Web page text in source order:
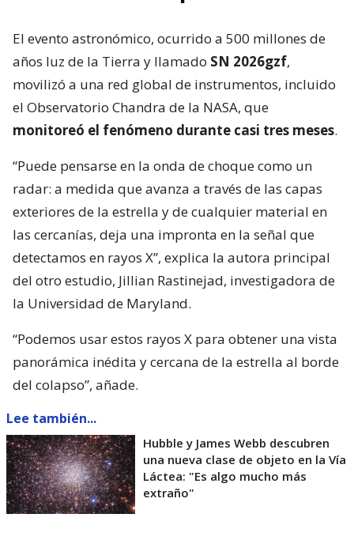
El evento astronómico, ocurrido a 500 millones de
años luz de la Tierra y llamado SN 2026gzf,
movilizó a una red global de instrumentos, incluido
el Observatorio Chandra de la NASA, que
monitoreó el fenómeno durante casi tres meses.
“Puede pensarse en la onda de choque como un
radar: a medida que avanza a través de las capas
exteriores de la estrella y de cualquier material en
las cercanías, deja una impronta en la señal que
detectamos en rayos X”, explica la autora principal
del otro estudio, Jillian Rastinejad, investigadora de
la Universidad de Maryland.
“Podemos usar estos rayos X para obtener una vista
panorámica inédita y cercana de la estrella al borde
del colapso”, añade.
Lee también...
Hubble y James Webb descubren
una nueva clase de objeto en la Vía
Láctea: "Es algo mucho más
extraño"